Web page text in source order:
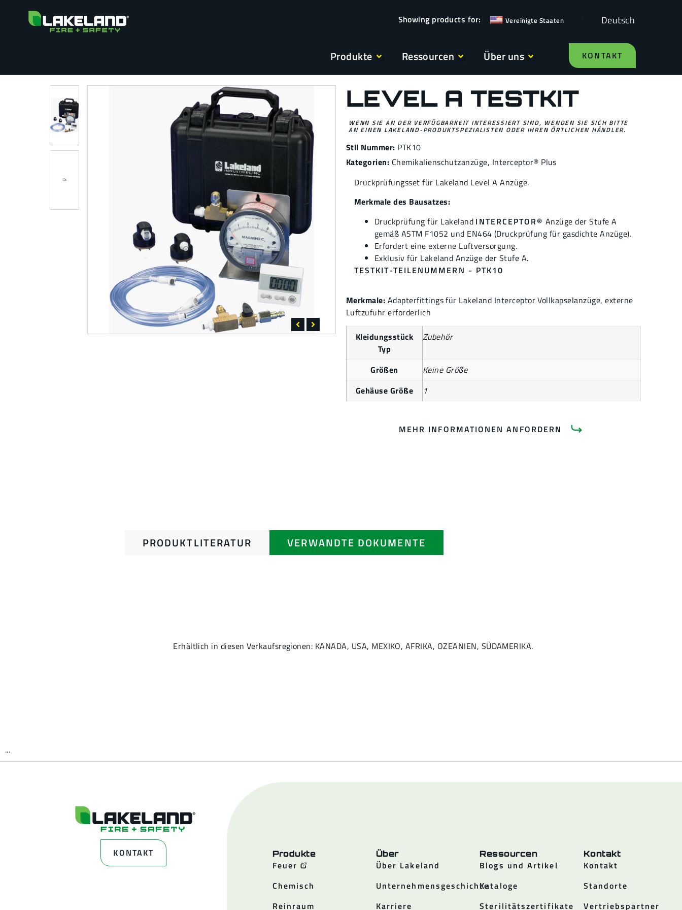
Vereinigte Staaten Deutsch
Produkte Ressourcen Über uns KONTAKT
LEVEL A TESTKIT
WENN SIE AN DER VERFÜGBARKEIT INTERESSIERT SIND, WENDEN SIE SICH BITTE
AN EINEN LAKELAND-PRODUKTSPEZIALISTEN ODER IHREN ÖRTLICHEN HÄNDLER.
Stil Nummer: PTK10
Kategorien: Chemikalienschutzanzüge, Interceptor® Plus
Druckprüfungsset für Lakeland Level A Anzüge.
Merkmale des Bausatzes:
Druckprüfung für Lakeland INTERCEPTOR® Anzüge der Stufe A
gemäß ASTM F1052 und EN464 (Druckprüfung für gasdichte Anzüge).
Erfordert eine externe Luftversorgung.
Exklusiv für Lakeland Anzüge der Stufe A.
TESTKIT-TEILENUMMERN - PTK10
Merkmale: Adapterfittings für Lakeland Interceptor Vollkapselanzüge, externe
Luftzufuhr erforderlich
Kleidungsstück
Typ
Zubehör
Größen
Keine Größe
Gehäuse Größe
1
MEHR INFORMATIONEN ANFORDERN
PRODUKTLITERATUR VERWANDTE DOKUMENTE
Erhältlich in diesen Verkaufsregionen: KANADA, USA, MEXIKO, AFRIKA, OZEANIEN, SÜDAMERIKA.
...
KONTAKT Produkte
Feuer
Chemisch
Reinraum
Über
Über Lakeland
Unternehmensgeschichte
Karriere
Ressourcen
Blogs und Artikel
Kataloge
Sterilitätszertifikate
Kontakt
Kontakt
Standorte
Vertriebspartner